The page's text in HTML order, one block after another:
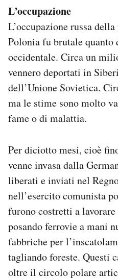
L’occupazione
L’occupazione russa
Polonia fu brutale quanto
occidentale. Circa un
vennero deportati in
dell’Unione Sovietica.
ma le stime sono molto
fame o di malattia.
Per diciotto mesi, cioè
venne invasa dalla
liberati e inviati nel
nell’esercito comunista
furono costretti a
posando ferrovie a mani
fabbriche per
tagliando foreste. Questi
oltre il circolo polare